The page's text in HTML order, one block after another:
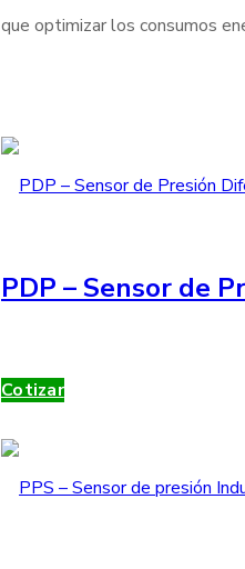
que optimizar los consumos
PDP – Sensor de
Cotizar